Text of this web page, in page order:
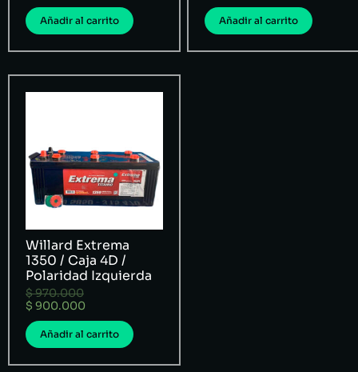
Añadir al carrito Añadir al carrito
Willard Extrema
1350 / Caja 4D /
Polaridad Izquierda
$970.000
$ 900.000
Añadir al carrito